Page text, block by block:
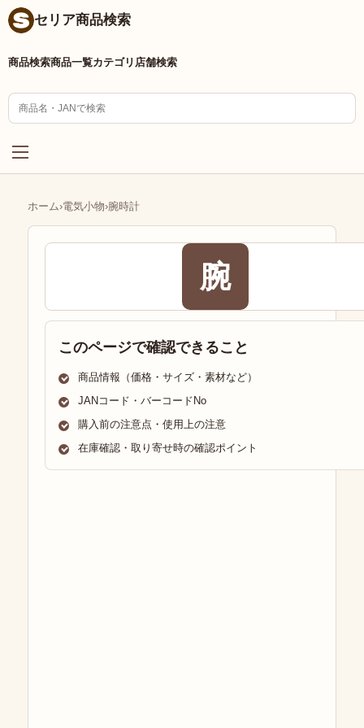
セリア商品検索
商品検索商品一覧カテゴリ 店舗検索
ホーム›電気小物›腕時計
腕
このページで確認できること
商品情報（価格・サイズ・素材など）
JANコード・バーコードNo
購入前の注意点・使用上の注意
在庫確認・取り寄せ時の確認ポイント